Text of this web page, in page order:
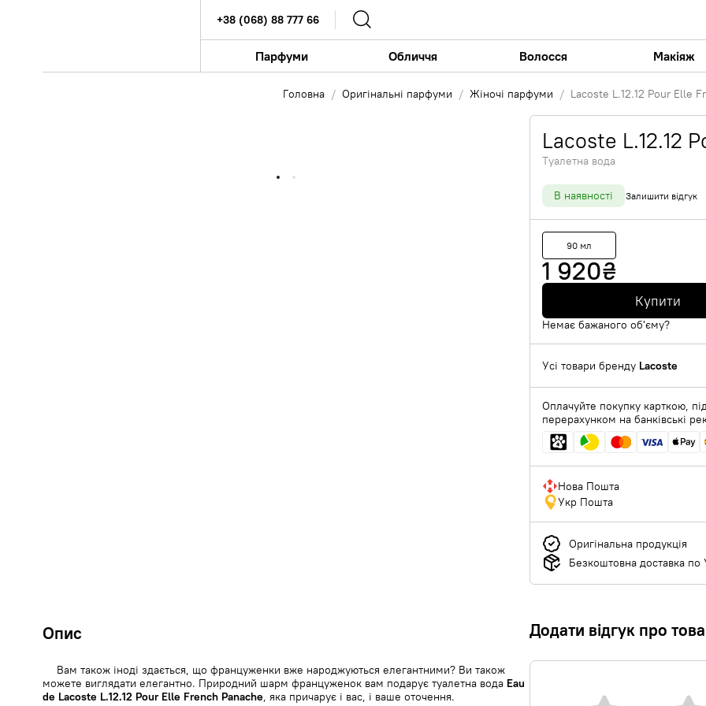
+38 (068) 88 777 66
Парфуми Обличчя Волосся Макіяж
Головна Оригінальні парфуми Жіночі парфуми Lacoste L.12.12 Pour Elle
Lacoste L.12.12
Туалетна вода
В наявності Залишити відгук
90 мл
1 920₴
Купити
Немає бажаного об'єму?
Усі товари бренду Lacoste
Оплачуйте покупку карткою,
перерахунком на банківські
Нова Пошта
Укр Пошта
Оригінальна продукція
Безкоштовна доставка по
Опис
Вам також іноді здається, що француженки вже народжуються елегантними? Ви також
можете виглядати елегантно. Природний шарм француженок вам подарує туалетна вода Eau
de Lacoste L.12.12 Pour Elle French Panache, яка причарує і вас, і ваше оточення.
Додати відгук про